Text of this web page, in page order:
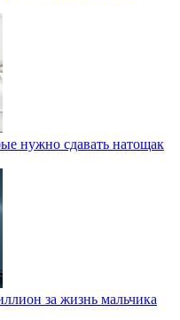
нужно сдавать натощак
за жизнь мальчика